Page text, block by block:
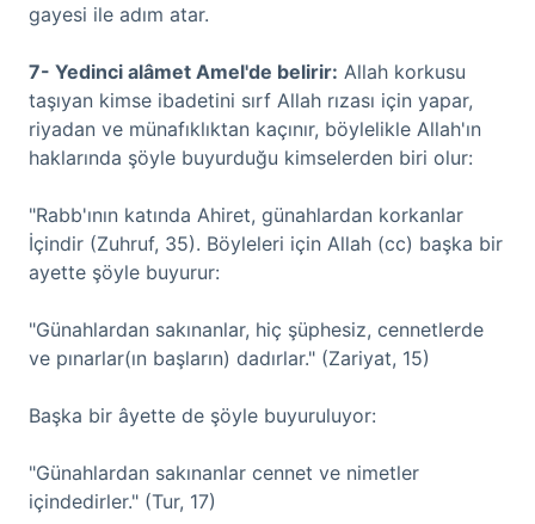
gayesi ile adım atar.
7- Yedinci alâmet Amel'de belirir: Allah korkusu
taşıyan kimse ibadetini sırf Allah rızası için yapar,
riyadan ve münafıklıktan kaçınır, böylelikle Allah'ın
haklarında şöyle buyurduğu kimselerden biri olur:
"Rabb'ının katında Ahiret, günahlardan korkanlar
İçindir (Zuhruf, 35). Böyleleri için Allah (cc) başka bir
ayette şöyle buyurur:
"Günahlardan sakınanlar, hiç şüphesiz, cennetlerde
ve pınarlar(ın başların) dadırlar." (Zariyat, 15)
Başka bir âyette de şöyle buyuruluyor:
"Günahlardan sakınanlar cennet ve nimetler
içindedirler." (Tur, 17)